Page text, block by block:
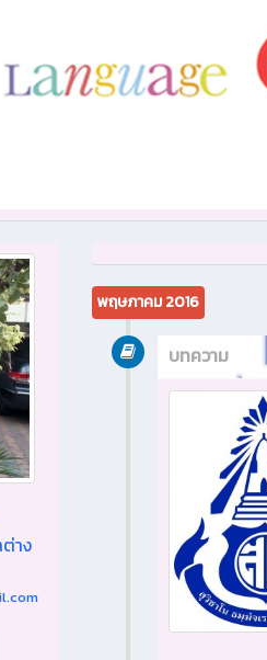
าง
พฤษภาคม 2016
บทความ